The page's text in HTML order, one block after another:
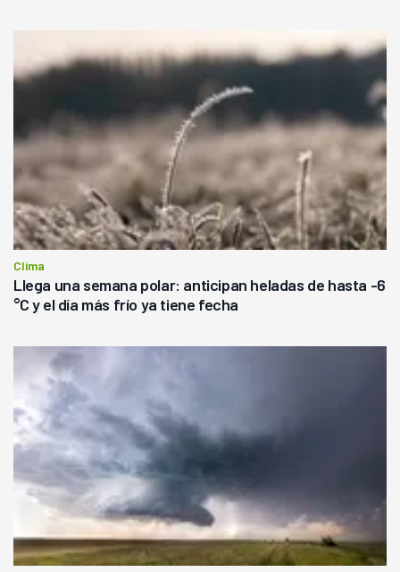
Clima
Llega una semana polar: anticipan heladas de hasta -6
°C y el día más frío ya tiene fecha